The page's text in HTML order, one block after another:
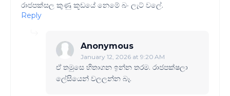
රාජපක්සල කුණු කූඩයේ නෙමේ බං ලැට් වලේ.
Reply
Anonymous
January 12, 2026 at 9:20 AM
ඒ තමුසෙ හිතාගන ඉන්න තරම. රාජපක්ෂලා
ලේසියෙන් වලලන්න බෑ.